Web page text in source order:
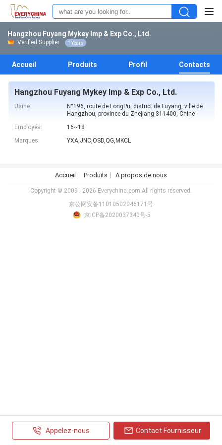
Hangzhou Fuyang Mykey Imp & Exp Co., Ltd.
Verified Supplier 1 Years
Accueil Produits Profil Contacts
Hangzhou Fuyang Mykey Imp & Exp Co., Ltd.
Usine:
N°196, route de LongPu, district de Fuyang, ville de
Hangzhou, province du Zhejiang 311400, Chine
Employés:
16~18
Marques:
YXA,JNC,OSD,QG,MKCL
Appelez-nous Contact Fournisseur
Accueil Produits A propos de nous
Copyright © 2009 - 2026 Everychina.com.All rights reserved.
京公网安备11010502046171号
京ICP备2020037340号-5